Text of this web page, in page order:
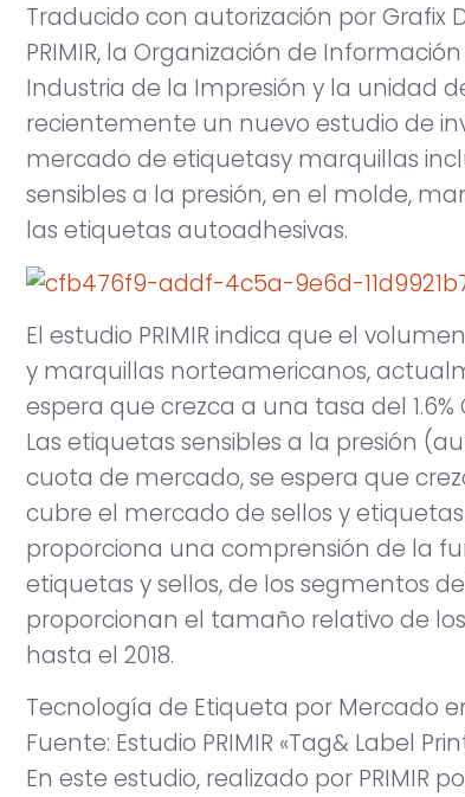
Traducido con autorización por Grafix
PRIMIR, la Organización de
Industria de la Impresión y la unidad
recientemente un nuevo estudio de
mercado de etiquetasy marquillas
sensibles a la presión, en el molde,
las etiquetas autoadhesivas.
El estudio PRIMIR indica que el
y marquillas norteamericanos,
espera que crezca a una tasa del
Las etiquetas sensibles a la presión
cuota de mercado, se espera que
cubre el mercado de sellos y
proporciona una comprensión de la
etiquetas y sellos, de los segmentos
proporcionan el tamaño relativo de
hasta el 2018.
Tecnología de Etiqueta por Mercado
Fuente: Estudio PRIMIR «Tag& Label
En este estudio, realizado por PRIMIR